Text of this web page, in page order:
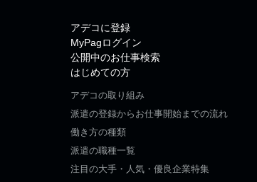
アデコに登録
MyPagログイン
公開中のお仕事検索
はじめての方
アデコの取り組み
派遣の登録からお仕事開始までの流れ
働き方の種類
派遣の職種一覧
注目の大手・人気・優良企業特集